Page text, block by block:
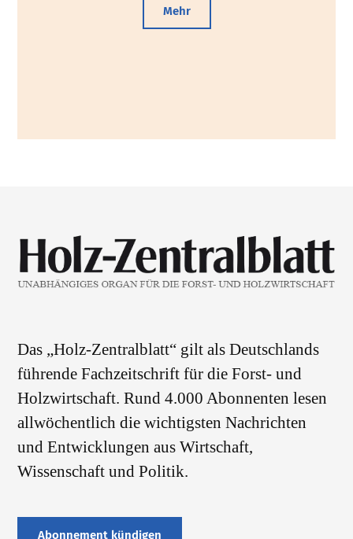
Mehr
Das „Holz-Zentralblatt“ gilt als Deutschlands
führende Fachzeitschrift für die Forst- und
Holzwirtschaft. Rund 4.000 Abonnenten lesen
allwöchentlich die wichtigsten Nachrichten
und Entwicklungen aus Wirtschaft,
Wissenschaft und Politik.
Abonnement kündigen